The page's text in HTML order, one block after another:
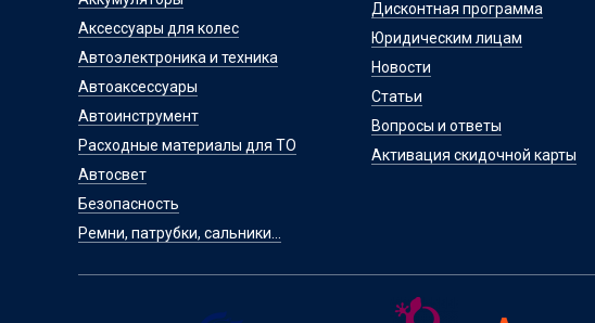
Аксессуары для колес
Автоэлектроника и техника
Автоаксессуары
Автоинструмент
Расходные материалы для ТО
Автосвет
Безопасность
Ремни, патрубки, сальники...
Дисконтная программа
Юридическим лицам
Новости
Статьи
Вопросы и ответы
Активация скидочной карты